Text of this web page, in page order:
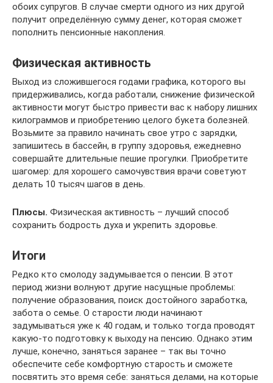
обоих супругов. В случае смерти одного из них другой
получит определённую сумму денег, которая сможет
пополнить пенсионные накопления.
Физическая активность
Выход из сложившегося годами графика, которого вы
придерживались, когда работали, снижение физической
активности могут быстро привести вас к набору лишних
килограммов и приобретению целого букета болезней.
Возьмите за правило начинать свое утро с зарядки,
запишитесь в бассейн, в группу здоровья, ежедневно
совершайте длительные пешие прогулки. Приобретите
шагомер: для хорошего самочувствия врачи советуют
делать 10 тысяч шагов в день.
Плюсы. Физическая активность – лучший способ
сохранить бодрость духа и укрепить здоровье.
Итоги
Редко кто смолоду задумывается о пенсии. В этот
период жизни волнуют другие насущные проблемы:
получение образования, поиск достойного заработка,
забота о семье. О старости люди начинают
задумываться уже к 40 годам, и только тогда проводят
какую-то подготовку к выходу на пенсию. Однако этим
лучше, конечно, заняться заранее – так вы точно
обеспечите себе комфортную старость и сможете
посвятить это время себе: заняться делами, на которые